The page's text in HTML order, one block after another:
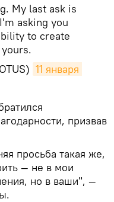
My last ask is
asking you
to create
11 января
призвав
просьба такая же,
— не в мои
но в ваши", —